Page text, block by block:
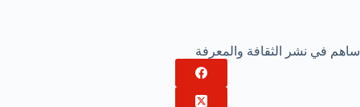
ساهم في نشر الثقافة والمعرفة